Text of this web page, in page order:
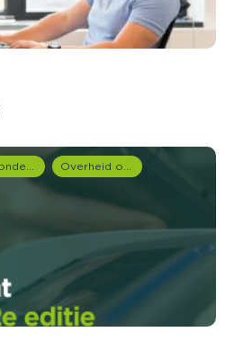
Eigen onderzoeken Overheid onderzoek